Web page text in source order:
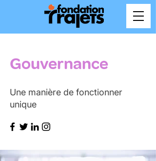
Gouvernance
Une manière de fonctionner
unique